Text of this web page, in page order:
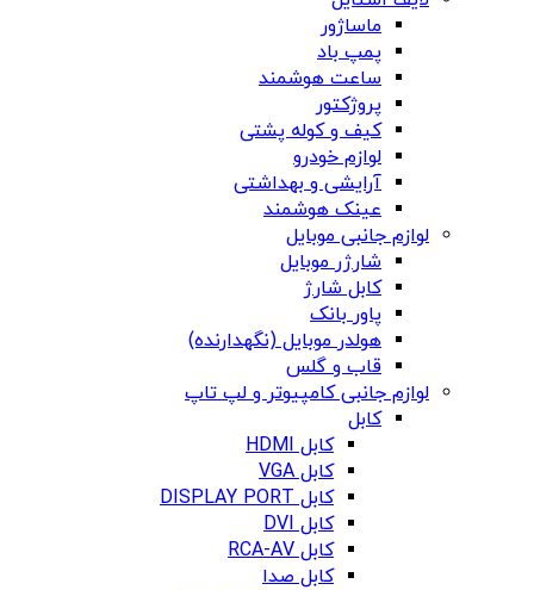
ماساژور
پمپ باد
ساعت هوشمند
پروژکتور
کیف و کوله پشتی
لوازم خودرو
آرایشی و بهداشتی
عینک هوشمند
لوازم جانبی موبایل
شارژر موبایل
کابل شارژ
پاور بانک
هولدر موبایل (نگهدارنده)
قاب و گلس
لوازم جانبی کامپیوتر و لپ تاپ
کابل
کابل HDMI
کابل VGA
کابل DISPLAY PORT
کابل DVI
کابل RCA-AV
کابل صدا